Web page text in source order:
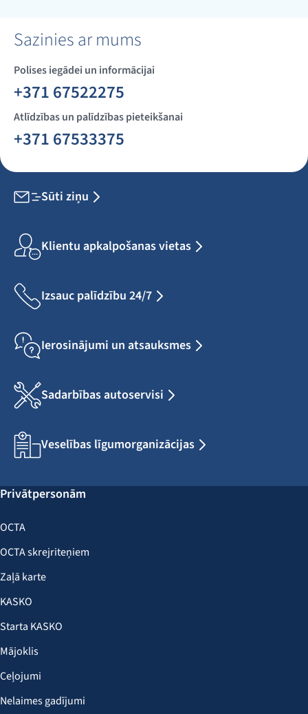
Sazinies ar mums
Polises iegādei un informācijai
+371 67522275
Atlīdzības un palīdzības pieteikšanai
+371 67533375
Sūti ziņu
Klientu apkalpošanas vietas
Izsauc palīdzību 24/7
Ierosinājumi un atsauksmes
Sadarbības autoservisi
Veselības līgumorganizācijas
Privātpersonām
OCTA
OCTA skrejriteņiem
Zaļā karte
KASKO
Starta KASKO
Mājoklis
Ceļojumi
Nelaimes gadījumi